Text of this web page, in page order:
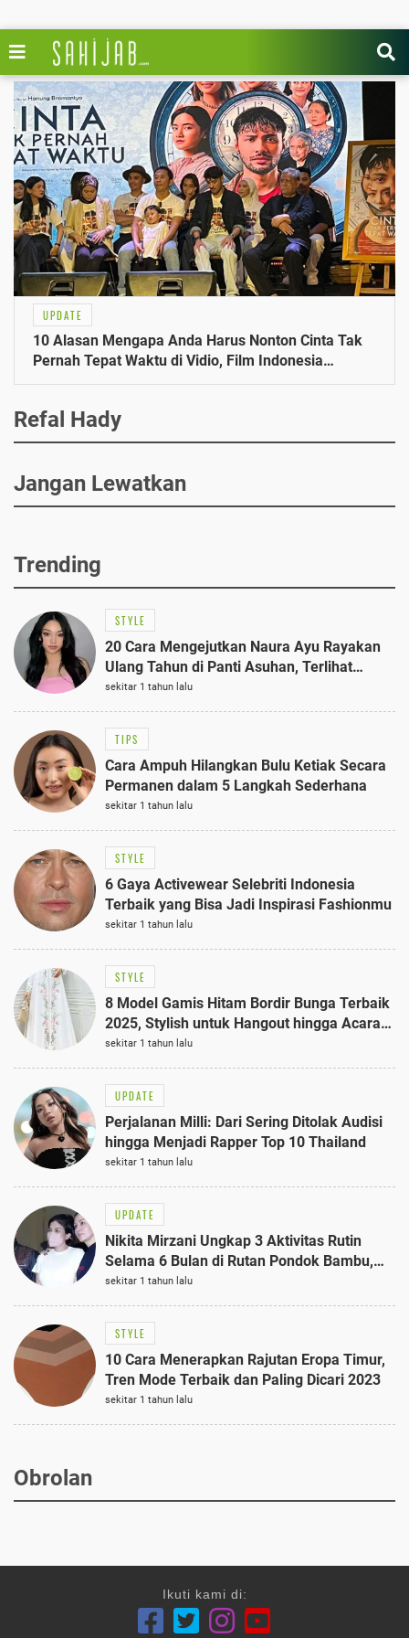
UPDATE
10 Alasan Mengapa Anda Harus Nonton Cinta Tak
Pernah Tepat Waktu di Vidio, Film Indonesia
Terbaru Refal Hady
Refal Hady
Jangan Lewatkan
Trending
STYLE
20 Cara Mengejutkan Naura Ayu Rayakan
Ulang Tahun di Panti Asuhan, Terlihat
Anggun dengan Kaftan Cokelat
sekitar 1 tahun lalu
TIPS
Cara Ampuh Hilangkan Bulu Ketiak Secara
Permanen dalam 5 Langkah Sederhana
sekitar 1 tahun lalu
STYLE
6 Gaya Activewear Selebriti Indonesia
Terbaik yang Bisa Jadi Inspirasi Fashionmu
sekitar 1 tahun lalu
STYLE
8 Model Gamis Hitam Bordir Bunga Terbaik
2025, Stylish untuk Hangout hingga Acara
Semi-Formal
sekitar 1 tahun lalu
UPDATE
Perjalanan Milli: Dari Sering Ditolak Audisi
hingga Menjadi Rapper Top 10 Thailand
sekitar 1 tahun lalu
UPDATE
Nikita Mirzani Ungkap 3 Aktivitas Rutin
Selama 6 Bulan di Rutan Pondok Bambu,
Terungkap!
sekitar 1 tahun lalu
STYLE
10 Cara Menerapkan Rajutan Eropa Timur,
Tren Mode Terbaik dan Paling Dicari 2023
sekitar 1 tahun lalu
Obrolan
Ikuti kami di: